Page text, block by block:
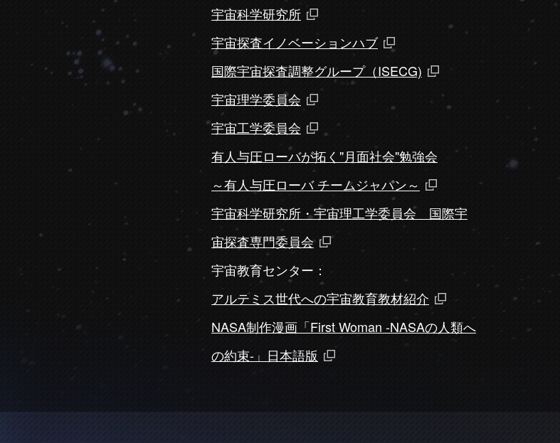
宇宙科学研究所
宇宙探査イノベーションハブ
国際宇宙探査調整グループ（ISECG)
宇宙理学委員会
宇宙工学委員会
有人与圧ローバが拓く"月面社会"勉強会
～有人与圧ローバ チームジャパン～
宇宙科学研究所・宇宙理工学委員会 国際宇
宙探査専門委員会
宇宙教育センター：
アルテミス世代への宇宙教育教材紹介
NASA制作漫画「First Woman -NASAの人類へ
の約束-」日本語版